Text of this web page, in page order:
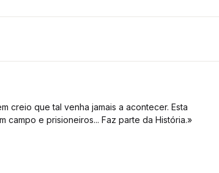
creio que tal venha jamais a acontecer. Esta
campo e prisioneiros... Faz parte da História.»